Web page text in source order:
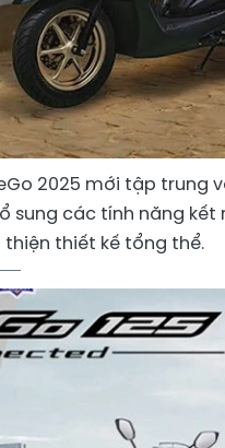
2025 mới tập trung
sung các tính năng kết
thiết kế tổng thể.